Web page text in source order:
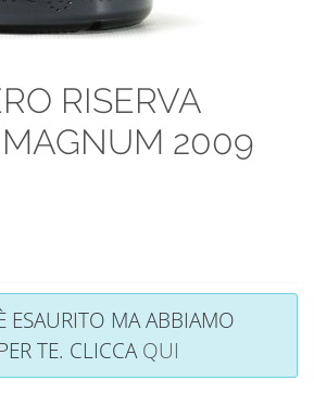
RISERVA
2009
ESAURITO MA ABBIAMO
TE. CLICCAQUI